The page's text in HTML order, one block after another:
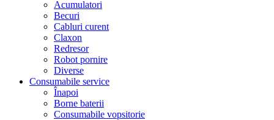
Acumulatori
Becuri
Cabluri curent
Claxon
Redresor
Robot pornire
Diverse
Consumabile service
Înapoi
Borne baterii
Consumabile vopsitorie